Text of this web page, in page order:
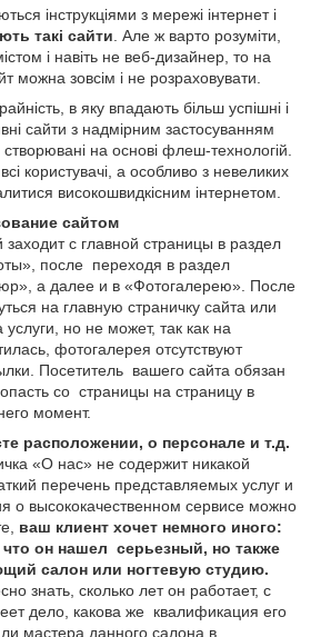
інструкціями з мережі інтернет і
такі сайти . Але ж варто розуміти,
і навіть не веб-дизайнер, то на
можна зовсім і не розраховувати.
в яку впадають більш успішні і
сайти з надмірним застосуванням
на основі флеш-технологій.
користувачі, а особливо з невеликих
високошвидкісним інтернетом.
сайтом
с главной страницы в раздел
после переходя в раздел
а далее и в «Фотогалерею». После
на главную страничку сайта или
но не может, так как на
фотогалерея отсутствуют
Посетитель вашего сайта обязан
со страницы на страницу в
момент.
расположении, о персонале и т.д.
«О нас» не содержит никакой
перечень представляемых услуг и
о высококачественном сервисе можно
ваш клиент хочет немного иного:
он нашел серьезный, но также
салон или ногтевую студию.
знать, сколько лет он работает, с
дело, какова же квалификация его
мастера данного салона в